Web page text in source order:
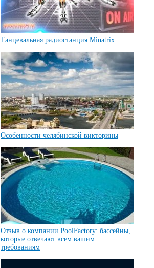
Танцевальная радиостанция Minatrix
Особенности челябинской викторины
Отзыв о компании PoolFactory: бассейны,
которые отвечают всем вашим
требованиям